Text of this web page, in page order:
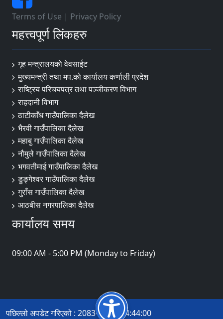
Terms of Use | Privacy Policy
महत्त्वपूर्ण लिंकहरु
गृह मन्त्रालयकाे वेवसाईट
मुख्यमन्त्री तथा मप.को कार्यालय कर्णाली प्रदेश
राष्ट्रिय परिचयपत्र तथा पञ्जीकरण विभाग
राहदानी विभाग
ठाटीकाँध गाउँपालिका दैलेख
भैरवी गाउँपालिका दैलेख
महाबु गाउँपालिका दैलेख
नौमुले गाउँपालिका दैलेख
भगवतीमाई गाउँपालिका दैलेख
डुङ्गेश्वर गाउँपालिका दैलेख
गुराँस गाउँपालिका दैलेख
आठबीस नगरपालिका दैलेख
कार्यालय समय
09:00 AM - 5:00 PM (Monday to Friday)
पछिल्लो अपडेट गरिएको : 2083-04-21 14:44:00